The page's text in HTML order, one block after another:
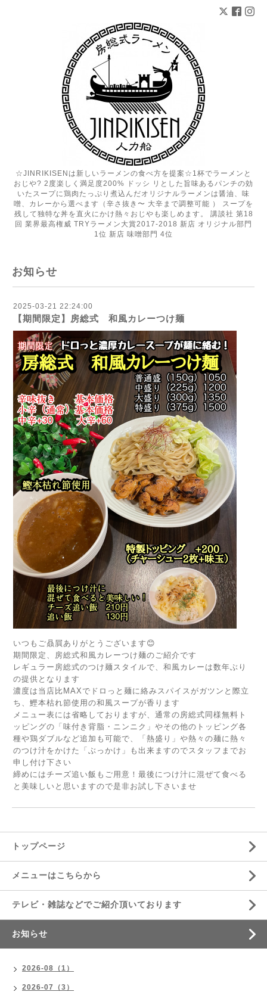
☆JINRIKISENは新しいラーメンの食べ方を提案☆1杯でラーメンと
おじや? 2度楽しく満足度200% ドッシ リとした旨味あるパンチの効
いたスープに鶏肉たっぷり煮込んだオリジナルラーメンは醤油、味
噌、カレーから選べます（辛さ抜き〜 大辛まで調整可能 ） スープを
残して独特な丼を直火にかけ熱々おじやも楽しめます。 講談社 第18
回 業界最高権威 TRYラーメン大賞2017-2018 新店 オリジナル部門
1位 新店 味噌部門 4位
お知らせ
2025-03-21 22:24:00
【期間限定】房総式 和風カレーつけ麺
いつもご贔屓ありがとうございます😊
期間限定、房総式和風カレーつけ麺のご紹介です
レギュラー房総式のつけ麺スタイルで、和風カレーは数年ぶり
の提供となります
濃度は当店比MAXでドロっと麺に絡みスパイスがガツンと際立
ち、鰹本枯れ節使用の和風スープが香ります
メニュー表には省略しておりますが、通常の房総式同様無料ト
ッピングの「味付き背脂・ニンニク」やその他のトッピング各
種や鶏ダブルなど追加も可能で、「熱盛り」や熱々の麺に熱々
のつけ汁をかけた「ぶっかけ」も出来ますのでスタッフまでお
申し付け下さい
締めにはチーズ追い飯もご用意！最後につけ汁に混ぜて食べる
と美味しいと思いますので是非お試し下さいませ
トップページ
メニューはこちらから
テレビ・雑誌などでご紹介頂いております
お知らせ
2026-08（1）
2026-07（3）